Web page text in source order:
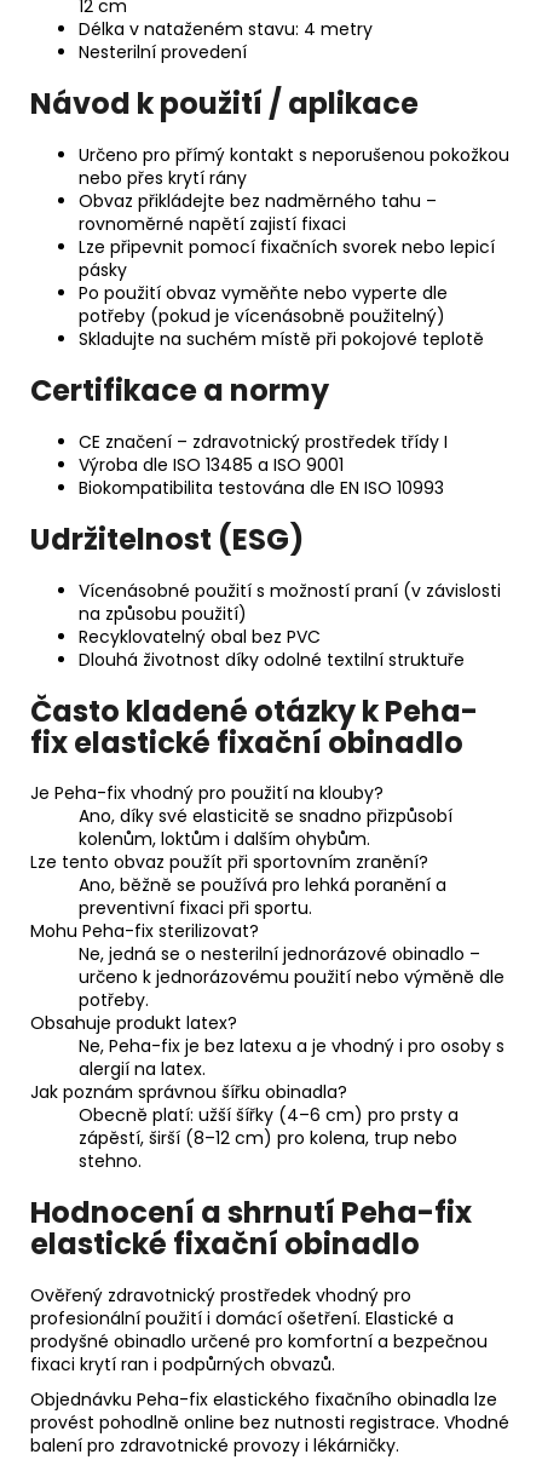
12 cm
Délka v nataženém stavu: 4 metry
Nesterilní provedení
Návod k použití / aplikace
Určeno pro přímý kontakt s neporušenou pokožkou
nebo přes krytí rány
Obvaz přikládejte bez nadměrného tahu –
rovnoměrné napětí zajistí fixaci
Lze připevnit pomocí fixačních svorek nebo lepicí
pásky
Po použití obvaz vyměňte nebo vyperte dle
potřeby (pokud je vícenásobně použitelný)
Skladujte na suchém místě při pokojové teplotě
Certifikace a normy
CE značení – zdravotnický prostředek třídy I
Výroba dle ISO 13485 a ISO 9001
Biokompatibilita testována dle EN ISO 10993
Udržitelnost (ESG)
Vícenásobné použití s možností praní (v závislosti
na způsobu použití)
Recyklovatelný obal bez PVC
Dlouhá životnost díky odolné textilní struktuře
Často kladené otázky k Peha-
fix elastické fixační obinadlo
Je Peha-fix vhodný pro použití na klouby?
Ano, díky své elasticitě se snadno přizpůsobí
kolenům, loktům i dalším ohybům.
Lze tento obvaz použít při sportovním zranění?
Ano, běžně se používá pro lehká poranění a
preventivní fixaci při sportu.
Mohu Peha-fix sterilizovat?
Ne, jedná se o nesterilní jednorázové obinadlo –
určeno k jednorázovému použití nebo výměně dle
potřeby.
Obsahuje produkt latex?
Ne, Peha-fix je bez latexu a je vhodný i pro osoby s
alergií na latex.
Jak poznám správnou šířku obinadla?
Obecně platí: užší šířky (4–6 cm) pro prsty a
zápěstí, širší (8–12 cm) pro kolena, trup nebo
stehno.
Hodnocení a shrnutí Peha-fix
elastické fixační obinadlo
Ověřený zdravotnický prostředek vhodný pro
profesionální použití i domácí ošetření. Elastické a
prodyšné obinadlo určené pro komfortní a bezpečnou
fixaci krytí ran i podpůrných obvazů.
Objednávku Peha-fix elastického fixačního obinadla lze
provést pohodlně online bez nutnosti registrace. Vhodné
balení pro zdravotnické provozy i lékárničky.